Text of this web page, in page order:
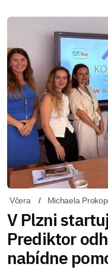
Včera Michaela
V Plzni
Prediktor
nabídne